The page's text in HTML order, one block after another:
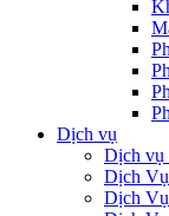
Dịch vụ
Dịch vụ
Dịch
Dịch